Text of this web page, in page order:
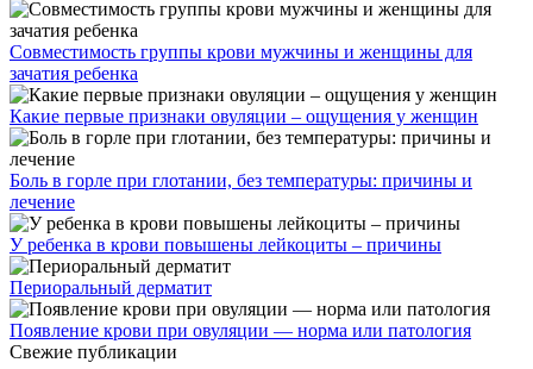
Совместимость группы крови мужчины и женщины для
зачатия ребенка
Какие первые признаки овуляции – ощущения у женщин
Боль в горле при глотании, без температуры: причины и
лечение
У ребенка в крови повышены лейкоциты – причины
Периоральный дерматит
Появление крови при овуляции — норма или патология
Свежие публикации